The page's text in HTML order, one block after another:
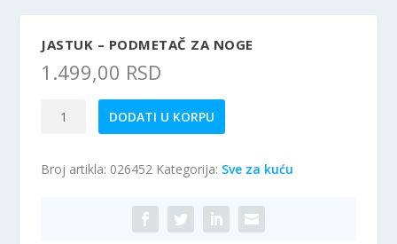
JASTUK – PODMETAČ ZA NOGE
1.499,00 RSD
za
DODATI U KORPU
Broj artikla: 026452 Kategorija: Sve za kuću